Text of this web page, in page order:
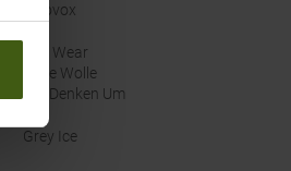
Ortovox
Fair Wear
Faire Wolle
Wir Denken Um
Grey Ice